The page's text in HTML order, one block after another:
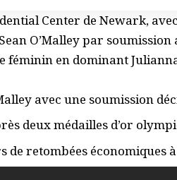
Center de Newark,
Sean O’Malleypar soumission
en dominant
avec une soumission
deux médailles d’or
de retombées économiques